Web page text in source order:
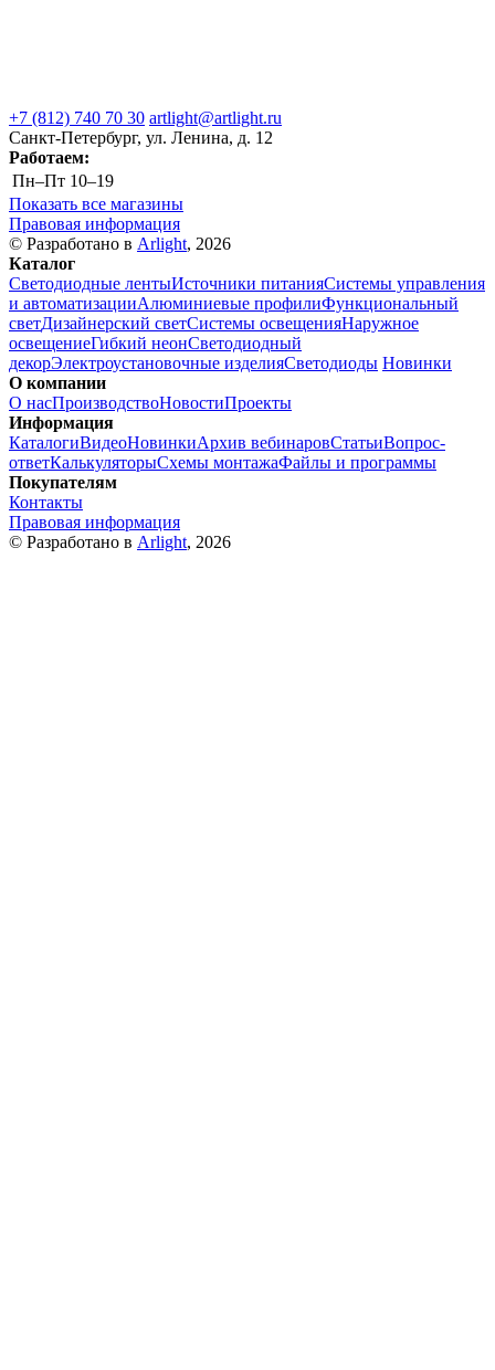
+7 (812) 740 70 30 artlight@artlight.ru
Санкт-Петербург, ул. Ленина, д. 12
Работаем:
Пн–Пт 10–19
Показать все магазины
Правовая информация
© Разработано в Arlight, 2026
Каталог
Светодиодные лентыИсточники питанияСистемы управления
и автоматизацииАлюминиевые профилиФункциональный
светДизайнерский светСистемы освещенияНаружное
освещениеГибкий неонСветодиодный
декорЭлектроустановочные изделияСветодиоды Новинки
О компании
О насПроизводствоНовостиПроекты
Информация
КаталогиВидеоНовинкиАрхив вебинаровСтатьиВопрос-
ответКалькуляторыСхемы монтажаФайлы и программы
Покупателям
Контакты
Правовая информация
© Разработано в Arlight, 2026